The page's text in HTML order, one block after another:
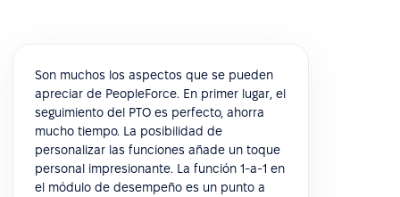
Son muchos los aspectos que se pueden
apreciar de PeopleForce. En primer lugar, el
seguimiento del PTO es perfecto, ahorra
mucho tiempo. La posibilidad de
personalizar las funciones añade un toque
personal impresionante. La función 1-a-1 en
el módulo de desempeño es un punto a